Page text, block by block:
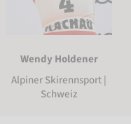
Wendy Holdener
Alpiner Skirennsport |
Schweiz